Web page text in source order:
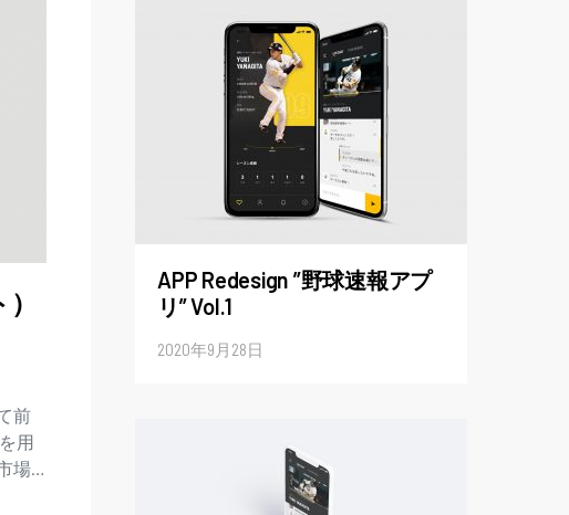
前
用
場
APP Redesign ”野球速報アプ
リ” Vol.1
2020年9月28日